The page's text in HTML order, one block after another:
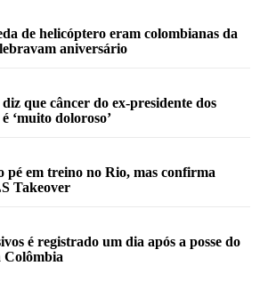
de helicóptero eram colombianas da
aniversário
que câncer do ex-presidente dos
‘muito doloroso’
pé em treino no Rio, mas confirma
Takeover
é registrado um dia após a posse do
Colômbia